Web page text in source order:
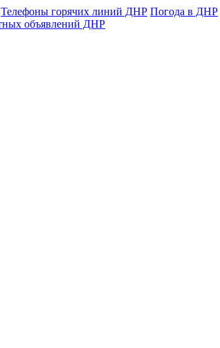
Телефоны горячих линий ДНР Погода в ДНР